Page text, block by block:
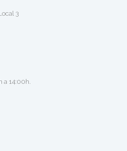
3
a 14:00h.